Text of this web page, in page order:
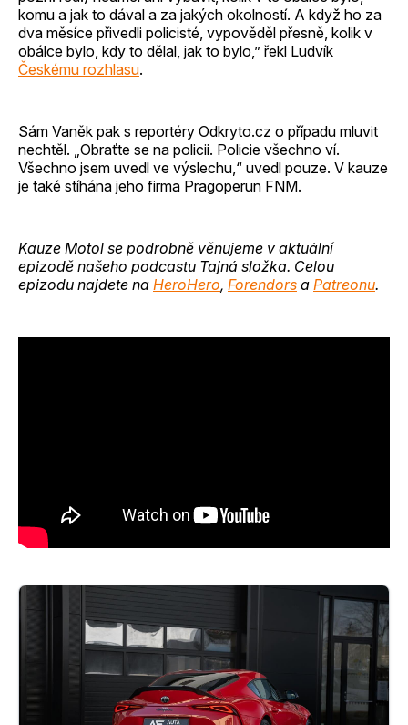
komu a jak to dával a za jakých okolností. A když ho za
dva měsíce přivedli policisté, vypověděl přesně, kolik v
obálce bylo, kdy to dělal, jak to bylo,” řekl Ludvík
Českému rozhlasu.
Sám Vaněk pak s reportéry Odkryto.cz o případu mluvit
nechtěl. „Obraťte se na policii. Policie všechno ví.
Všechno jsem uvedl ve výslechu,“ uvedl pouze. V kauze
je také stíhána jeho firma Pragoperun FNM.
Kauze Motol se podrobně věnujeme v aktuální
epizodě našeho podcastu Tajná složka. Celou
epizodu najdete na HeroHero, Forendors a Patreonu.